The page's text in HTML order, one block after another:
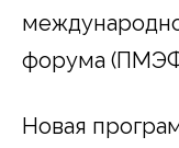
форума
Новая